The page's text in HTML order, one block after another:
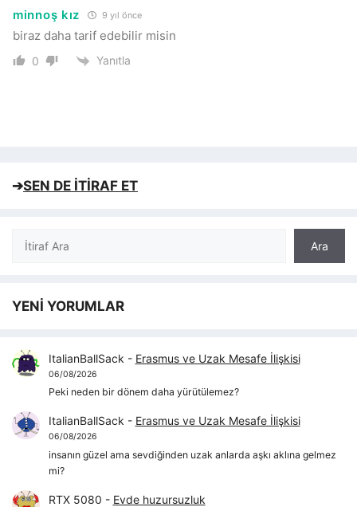
minnoş kız 9 yıl önce
biraz daha tarif edebilir misin
0 Yanıtla
➔SEN DE İTİRAF ET
Ara
Ara
YENİ YORUMLAR
ItalianBallSack - Erasmus ve Uzak Mesafe İlişkisi
06/08/2026
Peki neden bir dönem daha yürütülemez?
ItalianBallSack - Erasmus ve Uzak Mesafe İlişkisi
06/08/2026
insanın güzel ama sevdiğinden uzak anlarda aşkı aklına gelmez
mi?
RTX 5080 - Evde huzursuzluk